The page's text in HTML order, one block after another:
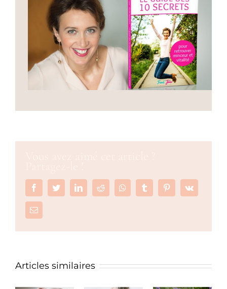
FacebookTwitterLinkedInReddit WhatsappTumblr PinterestVk
Email
Articles similaires